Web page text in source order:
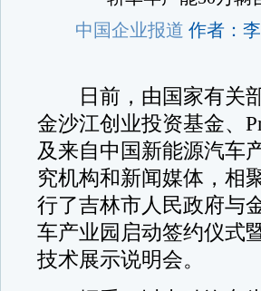
中国企业报道 作者：
日前，由国家有关部
金沙江创业投资基金、
及来自中国新能源汽车
究机构和新闻媒体，相
行了吉林市人民政府与
车产业园启动签约仪式
技术展示说明会。